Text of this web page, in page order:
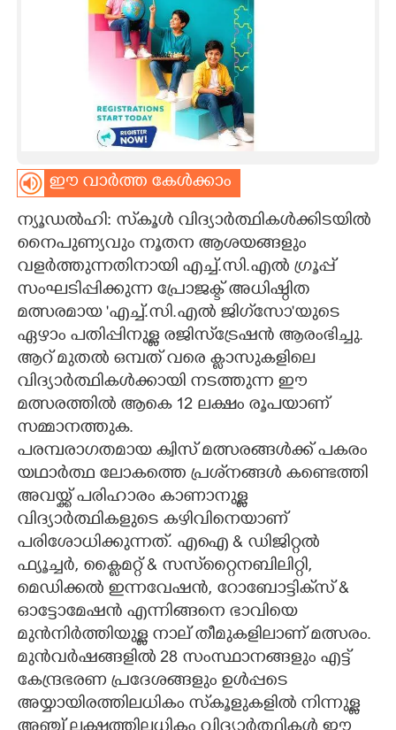
ASTRO
CARTOONS
LITERATURE
ZOOM
CONTACT US
ഈ വാർത്ത കേൾക്കാം
ന്യൂഡൽഹി: സ്‌കൂൾ വിദ്യാർത്ഥികൾക്കിടയിൽ
നൈപുണ്യവും നൂതന ആശയങ്ങളും
വളർത്തുന്നതിനായി എച്ച്.സി.എൽ ഗ്രൂപ്പ്
സംഘടിപ്പിക്കുന്ന പ്രോജക്ട് അധിഷ്ഠിത
മത്സരമായ 'എച്ച്.സി.എൽ ജിഗ്‌സോ'യുടെ
ഏഴാം പതിപ്പിനുള്ള രജിസ്‌ട്രേഷൻ ആരംഭിച്ചു.
ആറ് മുതൽ ഒമ്പത് വരെ ക്ലാസുകളിലെ
വിദ്യാർത്ഥികൾക്കായി നടത്തുന്ന ഈ
മത്സരത്തിൽ ആകെ 12 ലക്ഷം രൂപയാണ്
സമ്മാനത്തുക.
പരമ്പരാഗതമായ ക്വിസ് മത്സരങ്ങൾക്ക് പകരം
യഥാർത്ഥ ലോകത്തെ പ്രശ്‌നങ്ങൾ കണ്ടെത്തി
അവയ്ക്ക് പരിഹാരം കാണാനുള്ള
വിദ്യാർത്ഥികളുടെ കഴിവിനെയാണ്
പരിശോധിക്കുന്നത്. എഐ & ഡിജിറ്റൽ
ഫ്യൂച്ചർ, ക്ലൈമറ്റ് & സസ്‌റ്റൈനബിലിറ്റി,
മെഡിക്കൽ ഇന്നവേഷൻ, റോബോട്ടിക്‌സ് &
ഓട്ടോമേഷൻ എന്നിങ്ങനെ ഭാവിയെ
മുൻനിർത്തിയുള്ള നാല് തീമുകളിലാണ് മത്സരം.
മുൻവർഷങ്ങളിൽ 28 സംസ്ഥാനങ്ങളും എട്ട്
കേന്ദ്രഭരണ പ്രദേശങ്ങളും ഉൾപ്പടെ
അയ്യായിരത്തിലധികം സ്‌കൂളുകളിൽ നിന്നുള്ള